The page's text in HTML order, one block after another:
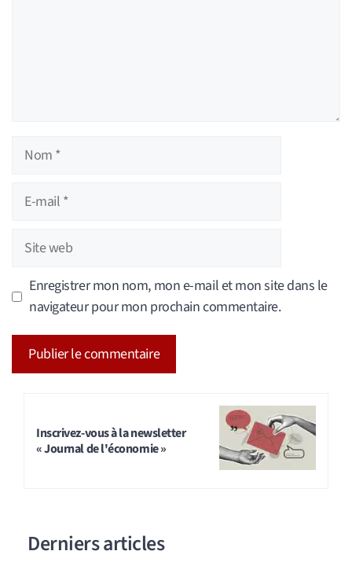
Nom
Site
Enregistrer mon nom, mon e-mail et mon site dans le
navigateur pour mon prochain commentaire.
Inscrivez-vous à la newsletter
« Journal de l'économie »
Derniers articles